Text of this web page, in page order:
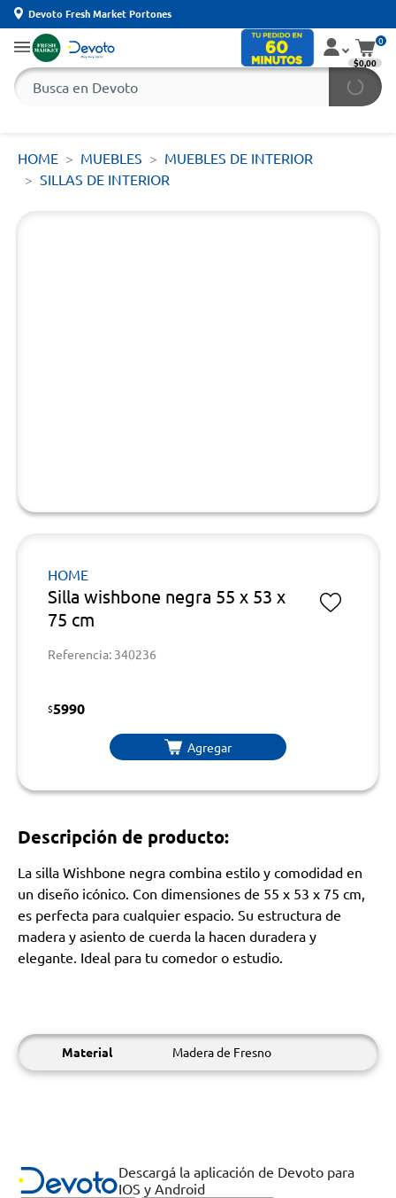
Devoto Fresh Market Portones
0
$0,00
HOME MUEBLES
MUEBLES DE INTERIOR
SILLAS DE INTERIOR
HOME
Silla wishbone negra 55 x 53 x
75 cm
Referencia: 340236
$5990
Agregar
Descripción de producto:
La silla Wishbone negra combina estilo y comodidad en
un diseño icónico. Con dimensiones de 55 x 53 x 75 cm,
es perfecta para cualquier espacio. Su estructura de
madera y asiento de cuerda la hacen duradera y
elegante. Ideal para tu comedor o estudio.
Material Madera de Fresno
Descargá la aplicación de Devoto para
IOS y Android